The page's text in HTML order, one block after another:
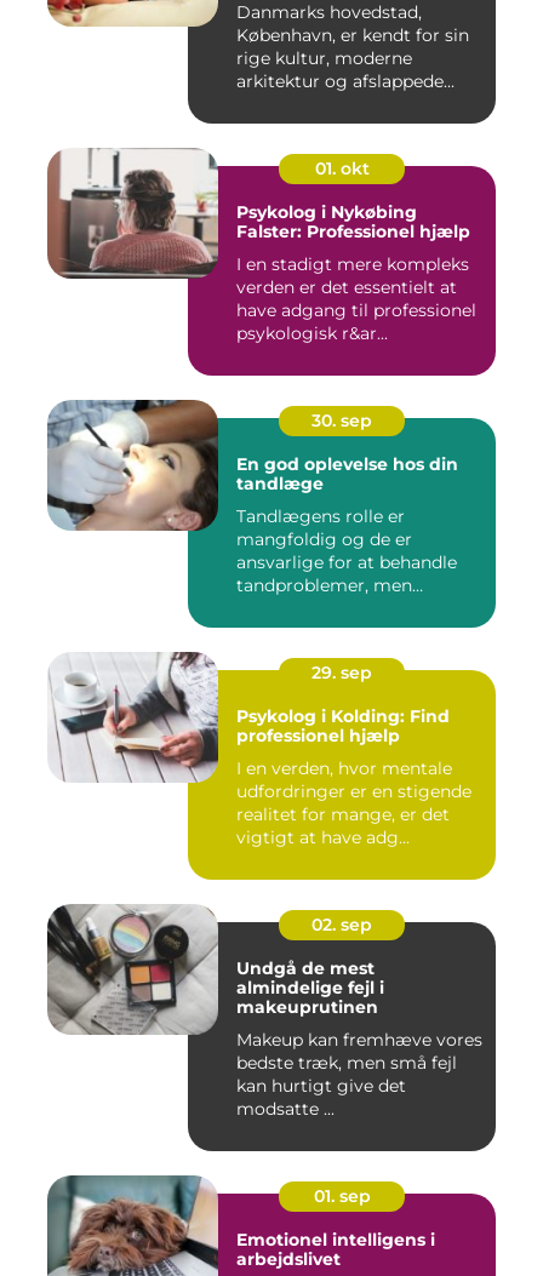
Danmarks hovedstad,
København, er kendt for sin
rige kultur, moderne
arkitektur og afslappede...
01. okt
Psykolog i Nykøbing
Falster: Professionel hjælp
I en stadigt mere kompleks
verden er det essentielt at
have adgang til professionel
psykologisk r&ar...
30. sep
En god oplevelse hos din
tandlæge
Tandlægens rolle er
mangfoldig og de er
ansvarlige for at behandle
tandproblemer, men
29. sep
Psykolog i Kolding: Find
professionel hjælp
I en verden, hvor mentale
udfordringer er en stigende
realitet for mange, er det
vigtigt at have adg...
02. sep
Undgå de mest
almindelige fejl i
makeuprutinen
Makeup kan fremhæve vores
bedste træk, men små fejl
kan hurtigt give det
modsatte ...
01. sep
Emotionel intelligens i
arbejdslivet